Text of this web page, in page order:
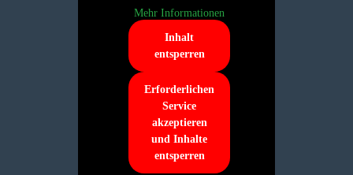
Mehr Informationen
Inhalt
entsperren
Erforderlichen
Service
akzeptieren
und Inhalte
entsperren